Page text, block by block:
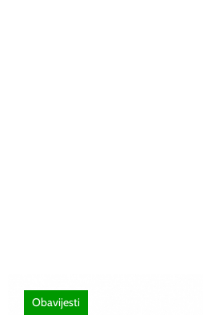
Obavijesti